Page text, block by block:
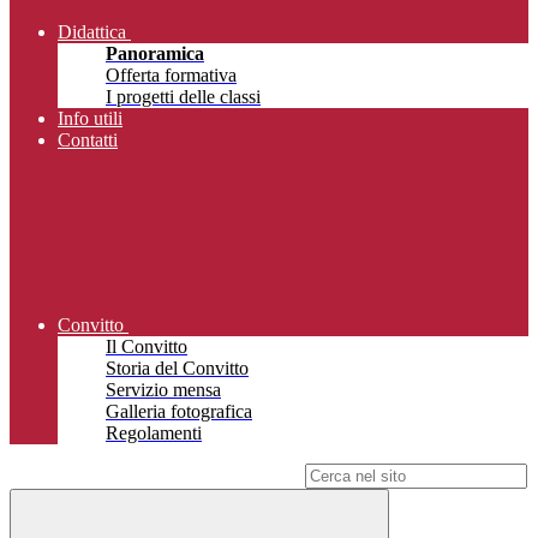
Didattica
Panoramica
Offerta formativa
I progetti delle classi
Info utili
Contatti
Convitto
Il Convitto
Storia del Convitto
Servizio mensa
Galleria fotografica
Regolamenti